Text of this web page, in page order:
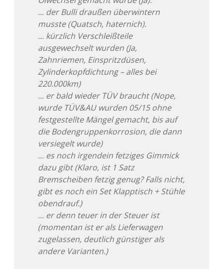
… der Bulli draußen überwintern
musste (Quatsch, haternich).
… kürzlich Verschleißteile
ausgewechselt wurden (Ja,
Zahnriemen, Einspritzdüsen,
Zylinderkopfdichtung – alles bei
220.000km)
… er bald wieder TÜV braucht (Nope,
wurde TÜV&AU wurden 05/15 ohne
festgestellte Mängel gemacht, bis auf
die Bodengruppenkorrosion, die dann
versiegelt wurde)
… es noch irgendein fetziges Gimmick
dazu gibt (Klaro, ist 1 Satz
Bremscheiben fetzig genug? Falls nicht,
gibt es noch ein Set Klapptisch + Stühle
obendrauf.)
… er denn teuer in der Steuer ist
(momentan ist er als Lieferwagen
zugelassen, deutlich günstiger als
andere Varianten.)